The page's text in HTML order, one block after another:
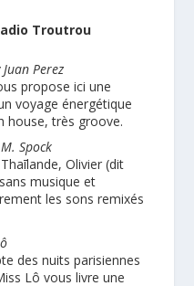
Troutrou
Perez
propose ici une
voyage énergétique
house, très groove.
Spock
Olivier (dit
musique et
les sons remixés
des nuits parisiennes
Lô vous livre une